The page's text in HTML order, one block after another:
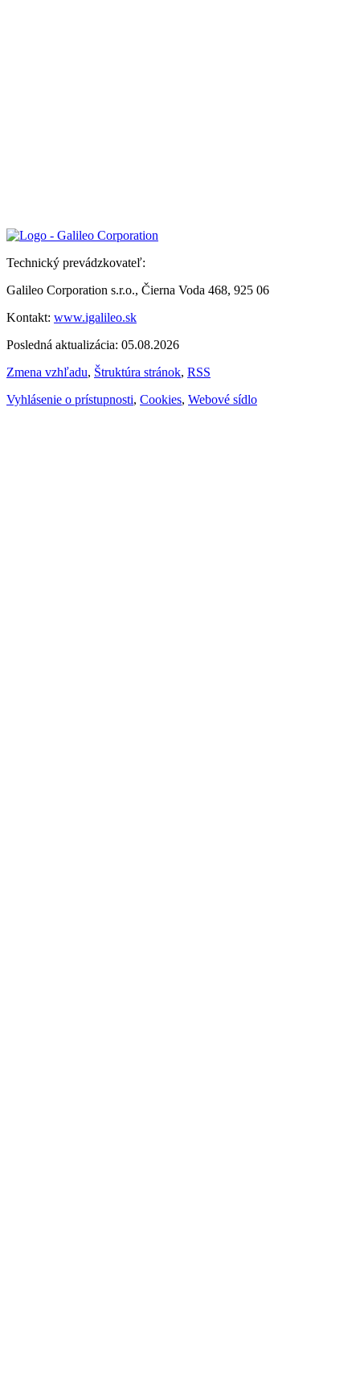
Technický prevádzkovateľ:
Galileo Corporation s.r.o., Čierna Voda 468, 925 06
Kontakt: www.igalileo.sk
Posledná aktualizácia: 05.08.2026
Zmena vzhľadu, Štruktúra stránok, RSS
Vyhlásenie o prístupnosti, Cookies, Webové sídlo